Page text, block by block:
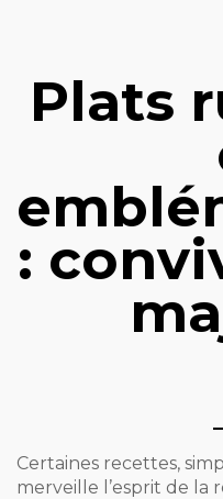
Plats
:
Certaines recettes,
merveille l’esprit de la